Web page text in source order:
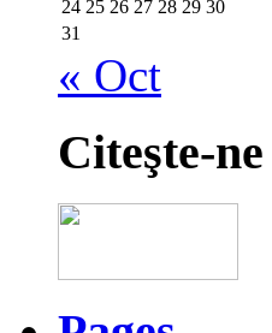
24 25 26 27 28 29 30
31
« Oct
Citeşte-